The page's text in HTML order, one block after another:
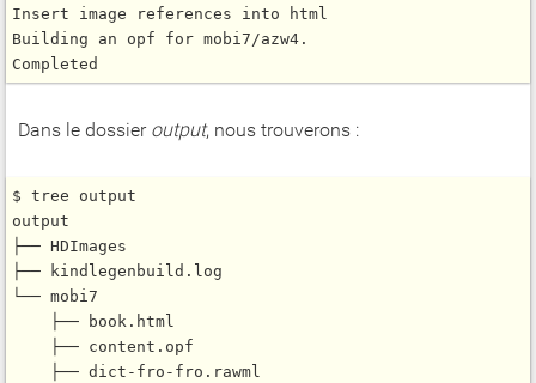
Insert image references into html
Building an opf for mobi7/azw4.
Dans le dossier output, nous trouverons :
$ tree output
output
├── HDImages
├── kindlegenbuild.log
└── mobi7
    ├── book.html
    ├── content.opf
    ├── dict-fro-fro.rawml